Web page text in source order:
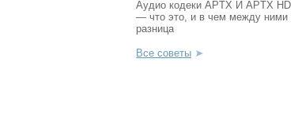
Аудио кодеки APTX И APTX HD
— что это, и в чем между ними
разница
Все советы